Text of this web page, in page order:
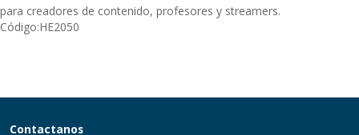
para creadores de contenido, profesores y streamers.
Código:HE2050
Contactanos